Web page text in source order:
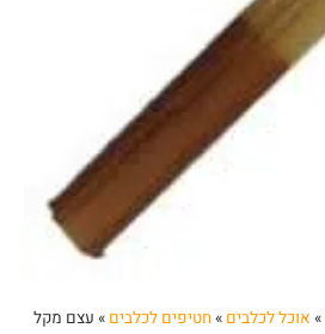
» אוכל לכלבים »חטיפים לכלבים » עצם מקל